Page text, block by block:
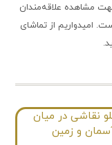
مشاهده علاقه‌مندان
امیدواریم از تماشای